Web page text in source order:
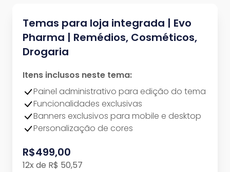
Temas para loja integrada | Evo
Pharma | Remédios, Cosméticos,
Drogaria
Itens inclusos neste tema:
Painel administrativo para edição do tema
Funcionalidades exclusivas
Banners exclusivos para mobile e desktop
Personalização de cores
R$499,00
12x de R$ 50,57